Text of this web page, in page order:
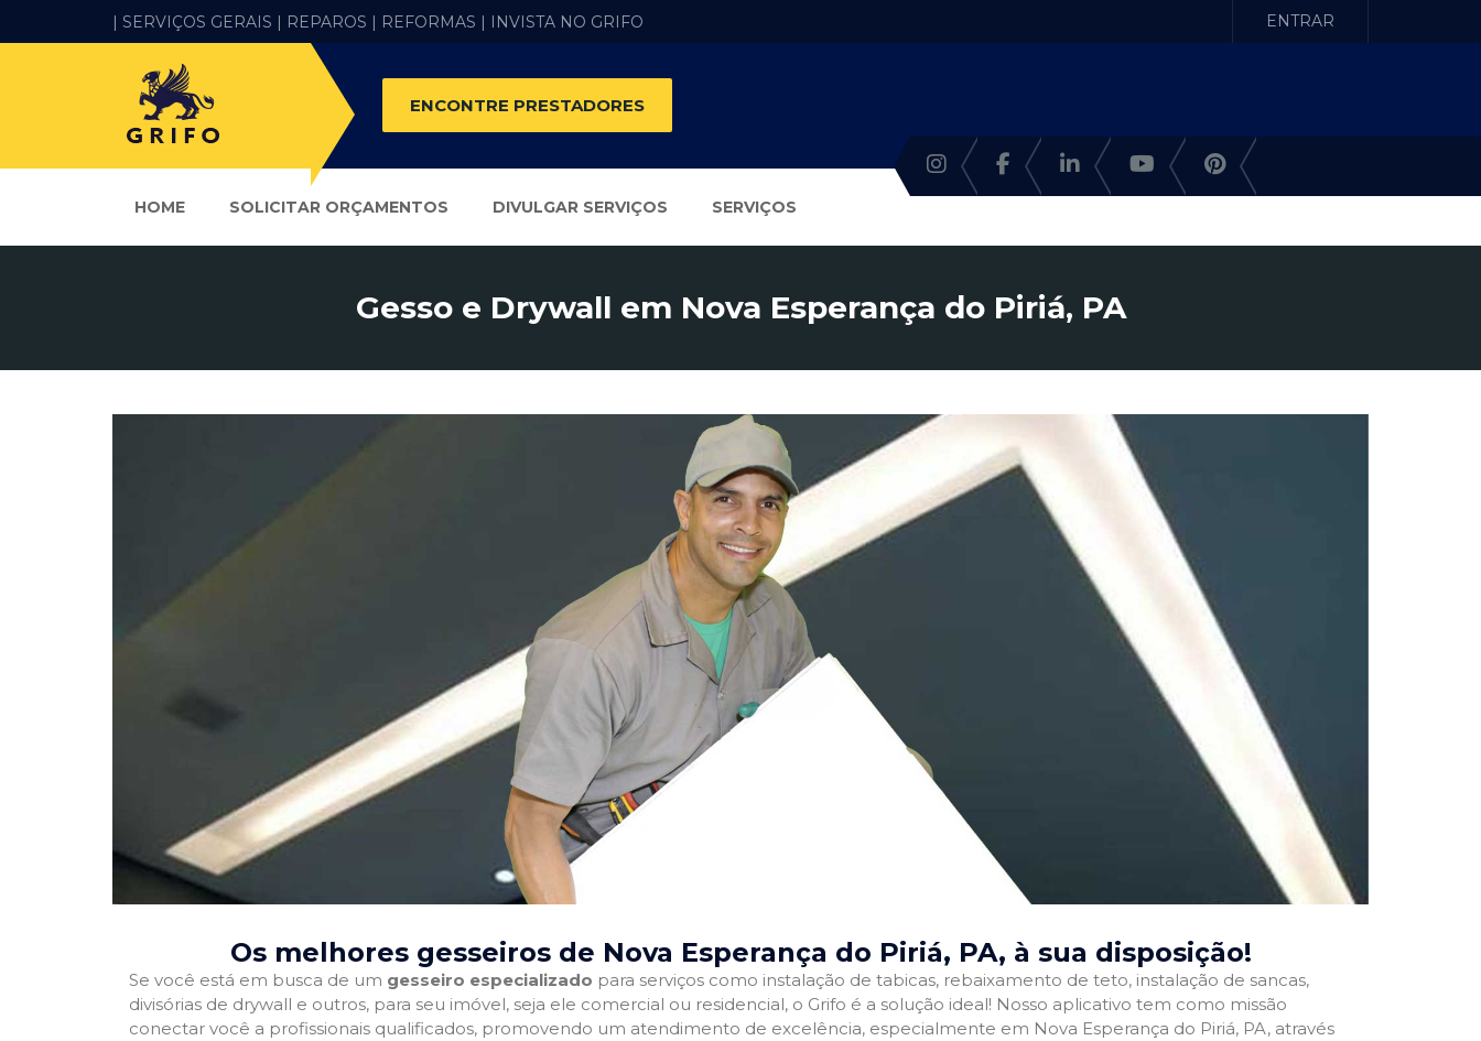
| SERVIÇOS GERAIS | REPAROS | REFORMAS | INVISTA NO GRIFO ENTRAR
ENCONTRE PRESTADORES
HOME SOLICITAR ORÇAMENTOS DIVULGAR SERVIÇOS SERVIÇOS
Gesso e Drywall em Nova Esperança do Piriá, PA
Os melhores gesseiros de Nova Esperança do Piriá, PA, à sua disposição!
Se você está em busca de um gesseiro especializado para serviços como instalação de tabicas, rebaixamento de teto, instalação de sancas,
divisórias de drywall e outros, para seu imóvel, seja ele comercial ou residencial, o Grifo é a solução ideal! Nosso aplicativo tem como missão
conectar você a profissionais qualificados, promovendo um atendimento de excelência, especialmente em Nova Esperança do Piriá, PA, através